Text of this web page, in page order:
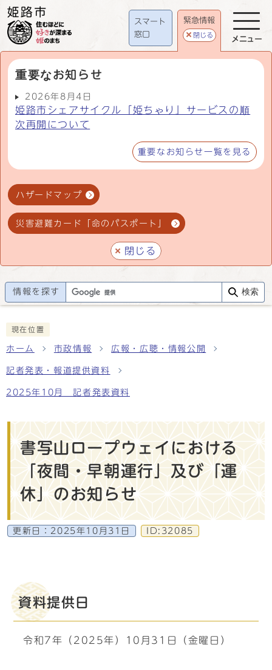
スマート
窓口
緊急情報
閉じる
重要なお知らせ
2026年8月4日
姫路市シェアサイクル「姫ちゃり」サービスの順
次再開について
重要なお知らせ一覧を見る
ハザードマップ
災害避難カード「命のパスポート」
閉じる
メニュー
情報を探す 検索
現在位置
ホーム 市政情報 広報・広聴・情報公開
記者発表・報道提供資料
2025年10月 記者発表資料
書写山ロープウェイにおける
「夜間・早朝運行」及び「運
休」のお知らせ
更新日： 2025年10月31日 ID:32085
資料提供日
令和7年（2025年）10月31日（金曜日）